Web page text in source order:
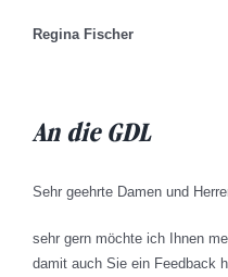
Regina Fischer
An die GDL
Sehr geehrte Damen und
sehr gern möchte ich Ihnen
damit auch Sie ein Feedback